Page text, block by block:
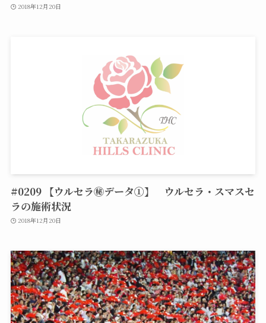
2018年12月20日
#0209 【ウルセラ㊙データ①】 ウルセラ・スマスセ
ラの施術状況
2018年12月20日